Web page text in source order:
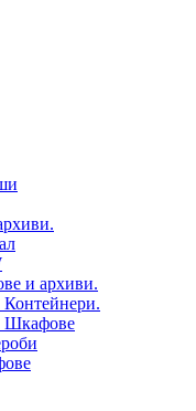
и архиви.
Шкафове